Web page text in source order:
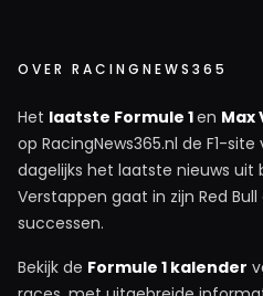
OVER RACINGNEWS365
Het laatste Formule 1en Max
op RacingNews365.nl de F1-
dagelijks het laatste nieuws uit
Verstappen gaat in zijn Red
successen.
Bekijk de Formule 1 kalender